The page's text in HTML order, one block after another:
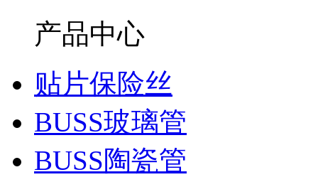
产品中心
贴片保险丝
BUSS玻璃管
BUSS陶瓷管